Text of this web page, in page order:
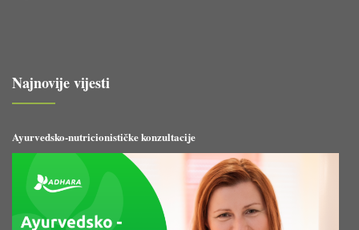
Najnovije vijesti
Ayurvedsko-nutricionističke konzultacije